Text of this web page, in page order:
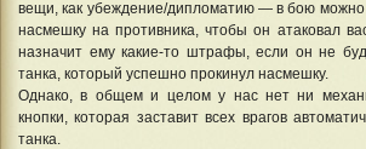
вещи, как убеждение/дипломатию — в бою можно
насмешку на противника, чтобы он атаковал
назначит ему какие-то штрафы, если он не
танка, который успешно прокинул насмешку.
Однако, в общем и целом у нас нет ни
кнопки, которая заставит всех врагов
танка.